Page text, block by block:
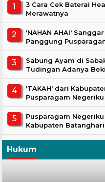
3 Cara Cek Baterai
Merawatnya
'NAHAN AHAI'
Panggung
Sabung Ayam di
Tudingan Adanya
'TAKAH' dari
Pusparagam Negeriku
Pusparagam
Kabupaten
Hukum